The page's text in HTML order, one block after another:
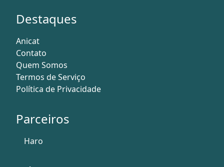
Destaques
Anicat
Contato
Quem Somos
Termos de Serviço
Política de Privacidade
Parceiros
Haro